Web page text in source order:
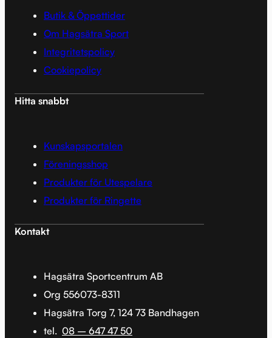
Butik & Öppettider
Om Hagsätra Sport
Integritetspolicy
Cookiepolicy
Hitta snabbt
Kunskapsportalen
Föreningsshop
Produkter för Utespelare
Produkter för Ringette
Kontakt
Hagsätra Sportcentrum AB
Org 556073-8311
Hagsätra Torg 7, 124 73 Bandhagen
tel. 08 – 647 47 50